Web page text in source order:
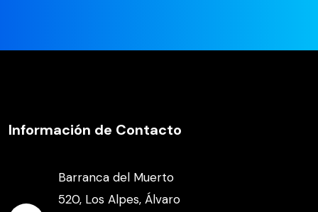
Información de Contacto
Barranca del Muerto
520, Los Alpes, Álvaro